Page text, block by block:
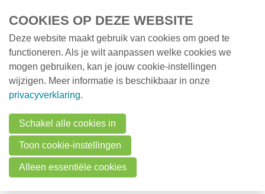
MENU
Vraag wachtwoord
herstel aan
Vul je e-mailadres in om een nieuw wachtwoord te
verkrijgen.
Milieunieuws
Vacatures
COOKIES OP DEZE WEBSITE
Deze website maakt gebruik van cookies om goed te
functioneren. Als je wilt aanpassen welke cookies we
mogen gebruiken, kan je jouw cookie-instellingen
wijzigen. Meer informatie is beschikbaar in onze
privacyverklaring.
Schakel alle cookies in
Toon cookie-instellingen
Alleen essentiële cookies